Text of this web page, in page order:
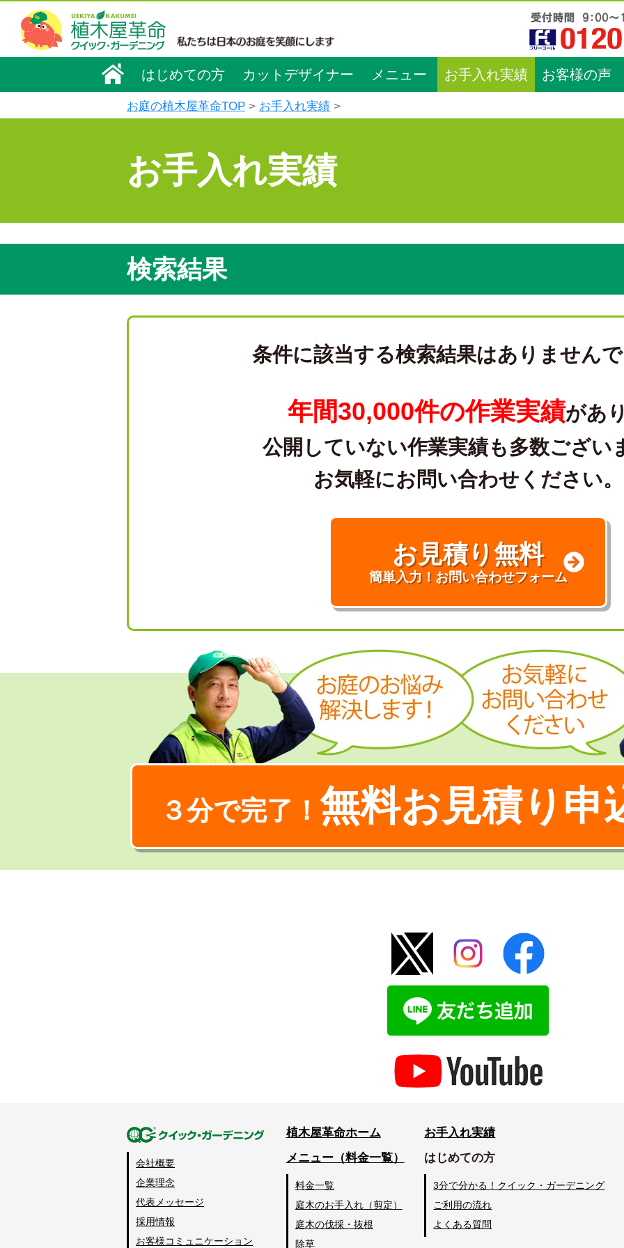
はじめての方 カットデザイナー メニュー お手入れ実績 お客様の声
お庭の植木屋革命TOP お手入れ実績
お手入れ実績
検索結果
条件に該当する検索結果はありません
年間30,000件の作業実績があ
公開していない作業実績も多数ござい
お気軽にお問い合わせください。
お見積り無料
簡単入力！お問い合わせフォーム
３分で完了！ 無料お見積り申
会社概要
企業理念
代表メッセージ
採用情報
お客様コミュニケーション
植木屋革命ホーム
メニュー（料金一覧）
料金一覧
庭木のお手入れ（剪定）
庭木の伐採・抜根
除草
お手入れ実績
はじめての方
3分で分かる！クイック・ガーデニング
ご利用の流れ
よくある質問